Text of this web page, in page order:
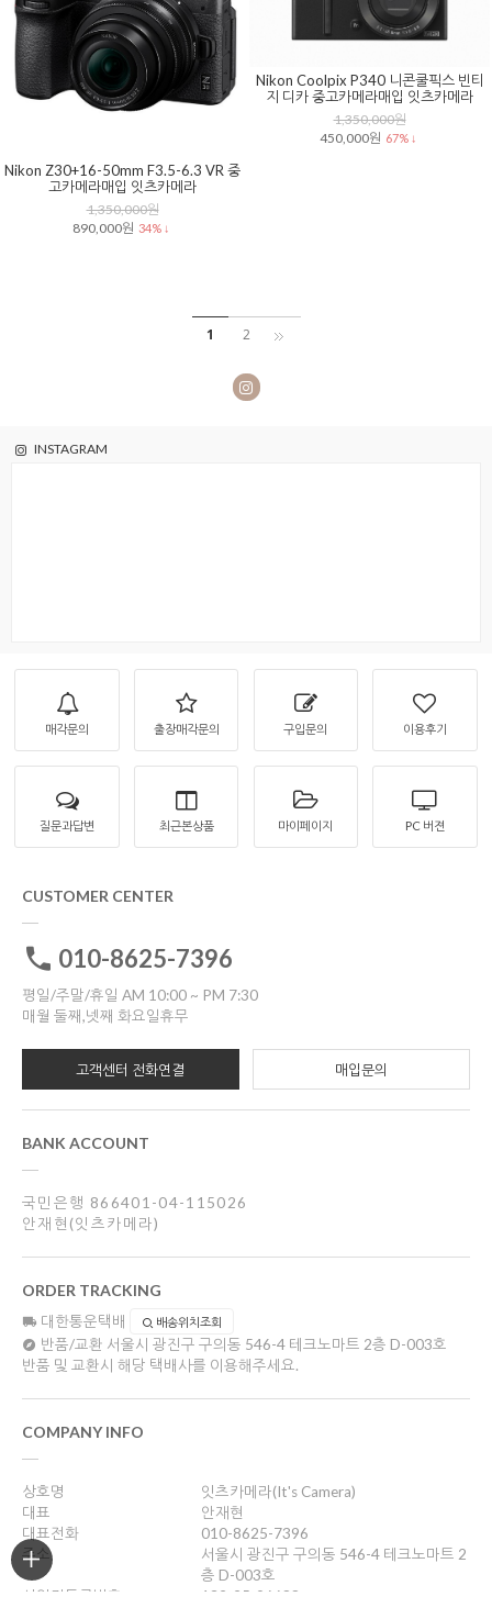
Nikon Z30+16-50mm F3.5-6.3 VR 중
고카메라매입 잇츠카메라
1,350,000원
890,000원 34% ↓
Nikon Coolpix P340 니콘쿨픽스 빈티
지 디카 중고카메라매입 잇츠카메라
1,350,000원
450,000원 67% ↓
1 2
INSTAGRAM
매각문의 출장매각문의 구입문의 이용후기
질문과답변 최근본상품 마이페이지 PC 버젼
CUSTOMER CENTER
010-8625-7396
평일/주말/휴일 AM 10:00 ~ PM 7:30
매월 둘째,넷째 화요일휴무
고객센터 전화연결 매입문의
BANK ACCOUNT
국민은행 866401-04-115026
안재현(잇츠카메라)
ORDER TRACKING
대한통운택배 배송위치조회
반품/교환 서울시 광진구 구의동 546-4 테크노마트 2층 D-003호
반품 및 교환시 해당 택배사를 이용해주세요.
COMPANY INFO
상호명
잇츠카메라(It's Camera)
대표
안재현
대표전화
010-8625-7396
주소
서울시 광진구 구의동 546-4 테크노마트 2
층 D-003호
사업자등록번호
132-25-96688